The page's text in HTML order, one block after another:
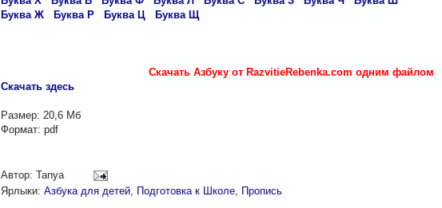
Буква Ж
Буква Р Буква Ц Буква Щ
Скачать Азбуку от RazvitieRebenka.com одним файлом
Скачать здесь
Размер: 20,6 Мб
Формат: pdf
Автор: Tanya
Ярлыки: Азбука для детей Подготовка к Школе Пропись